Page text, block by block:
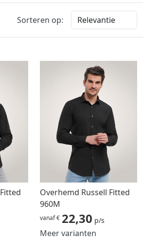
Sorteren op:
Overhemd Russell Fitted
960M
vanaf € 22,30 p/s
Meer varianten